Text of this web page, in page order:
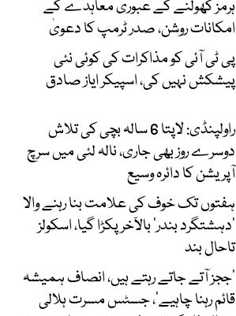
ہرمز کھولنے کے عبوری معاہدے کے
امکانات روشن، صدر ٹرمپ کا دعویٰ
پی ٹی آئی کو مذاکرات کی کوئی نئی
پیشکش نہیں کی، اسپیکر ایاز صادق
راولپنڈی: لاپتا 6 سالہ بچی کی تلاش
دوسرے روز بھی جاری، نالہ لئی میں سرچ
آپریشن کا دائرہ وسیع
ہفتوں تک خوف کی علامت بنا رہنے والا
‘دہشتگرد بندر’ بالآخر پکڑا گیا، اسکولز
تاحال بند
’ججز آتے جاتے رہتے ہیں، انصاف ہمیشہ
قائم رہنا چاہیے‘، جسٹس مسرت ہلالی